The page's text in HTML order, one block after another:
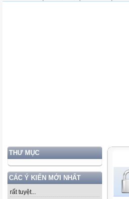
THƯ MỤC
CÁC Ý KIẾN MỚI NHẤT
rất tuyệt...